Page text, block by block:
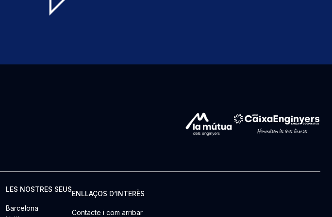
LES NOSTRES SEUS
Barcelona
ENLLAÇOS D’INTERÈS
Contacte i com arribar